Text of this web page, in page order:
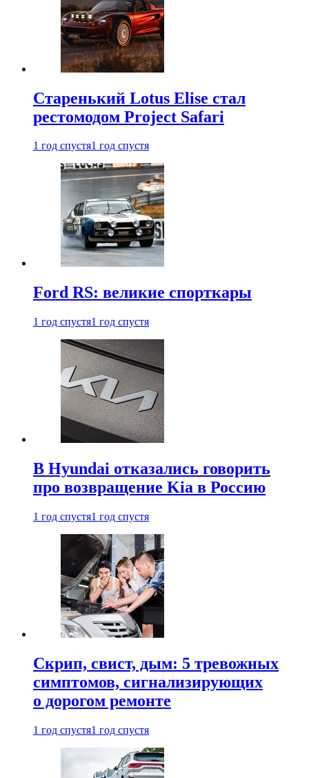
Старенький Lotus Elise стал
рестомодом Project Safari
1 год спустя1 год спустя
Ford RS: великие спорткары
1 год спустя1 год спустя
В Hyundai отказались говорить
про возвращение Kia в Россию
1 год спустя1 год спустя
Скрип, свист, дым: 5 тревожных
симптомов, сигнализирующих
о дорогом ремонте
1 год спустя1 год спустя